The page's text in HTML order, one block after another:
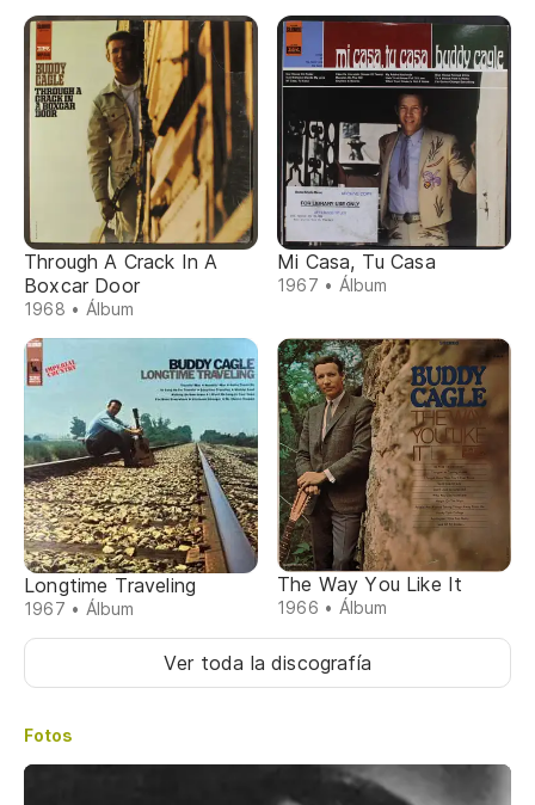
Through A Crack In A
Boxcar Door
1968 • Álbum
Mi Casa, Tu Casa
1967 • Álbum
Longtime Traveling
1967 • Álbum
The Way You Like It
1966 • Álbum
Ver toda la discografía
Fotos